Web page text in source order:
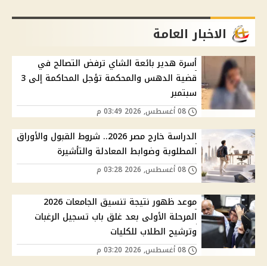
الاخبار العامة
أسرة هدير بائعة الشاي ترفض التصالح في
قضية الدهس والمحكمة تؤجل المحاكمة إلى 3
سبتمبر
الدراسة خارج مصر 2026.. شروط القبول والأوراق
المطلوبة وضوابط المعادلة والتأشيرة
موعد ظهور نتيجة تنسيق الجامعات 2026
المرحلة الأولى بعد غلق باب تسجيل الرغبات
وترشيح الطلاب للكليات